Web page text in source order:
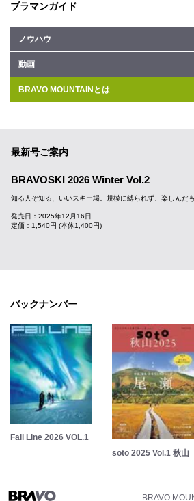
ブラマンガイド
ノウハウ
動画
BRAVO MOUNTAINとは
最新号ご案内
BRAVOSKI 2026 Winter Vol.2
知る人ぞ知る、いいスキー場。規模に縛られず、楽しんだ
発売日：2025年12月16日
定価：1,540円 (本体1,400円)
バックナンバー
Fall Line 2026 VOL.1
soto 2025 Vol.1 秋山
BRAVO